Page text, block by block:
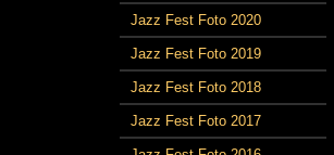
Jazz Fest Foto 2020
Jazz Fest Foto 2019
Jazz Fest Foto 2018
Jazz Fest Foto 2017